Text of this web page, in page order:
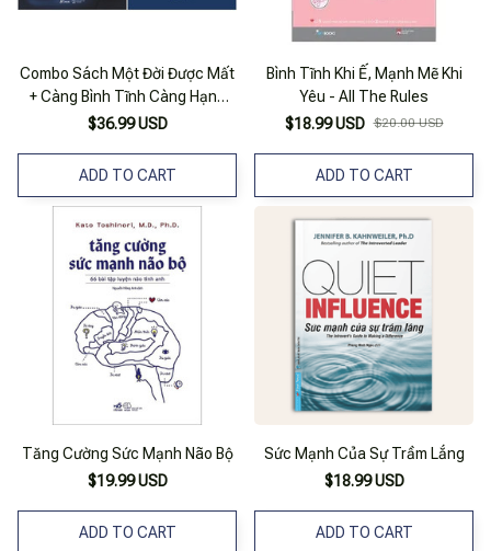
Combo Sách Một Đời Được Mất
+ Càng Bình Tĩnh Càng Hạnh
Phúc (bộ 2 Cuốn)
$36.99 USD
ADD TO CART
Bình Tĩnh Khi Ế, Mạnh Mẽ Khi
Yêu - All The Rules
$18.99 USD $20.00 USD
ADD TO CART
Tăng Cường Sức Mạnh Não Bộ
$19.99 USD
ADD TO CART
Sức Mạnh Của Sự Trầm Lắng
$18.99 USD
ADD TO CART